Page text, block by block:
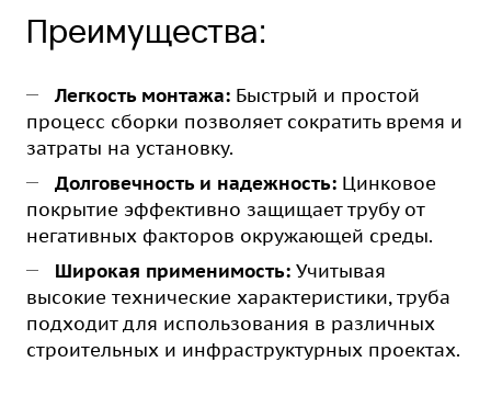
Преимущества:
Легкость монтажа: Быстрый и простой
процесс сборки позволяет сократить время и
затраты на установку.
Долговечность и надежность: Цинковое
покрытие эффективно защищает трубу от
негативных факторов окружающей среды.
Широкая применимость: Учитывая
высокие технические характеристики, труба
подходит для использования в различных
строительных и инфраструктурных проектах.